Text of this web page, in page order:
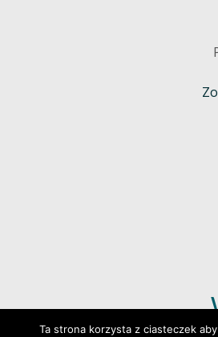
Ta strona korzysta z ciasteczek